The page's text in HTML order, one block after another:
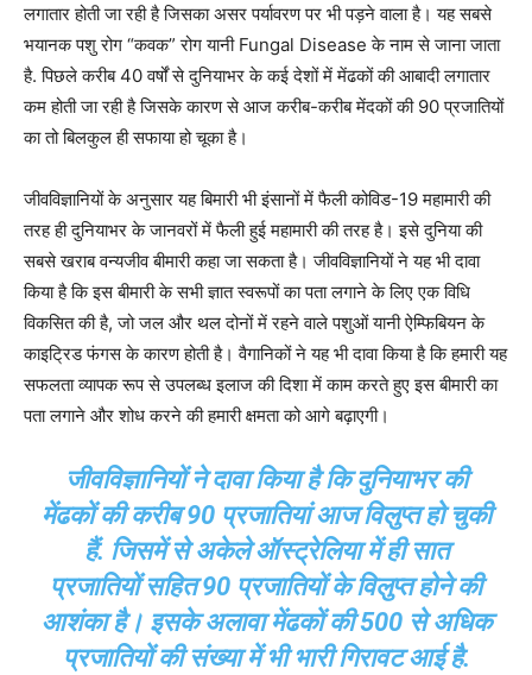
लगातार होती जा रही है जिसका असर पर्यावरण पर भी पड़ने वाला है। यह सबसे
भयानक पशु रोग “कवक” रोग यानी Fungal Disease के नाम से जाना जाता
है. पिछले करीब 40 वर्षों से दुनियाभर के कई देशों में मेंढकों की आबादी लगातार
कम होती जा रही है जिसके कारण से आज करीब-करीब मेंदकों की 90 प्रजातियों
का तो बिलकुल ही सफाया हो चूका है।
जीवविज्ञानियों के अनुसार यह बिमारी भी इंसानों में फैली कोविड-19 महामारी की
तरह ही दुनियाभर के जानवरों में फैली हुई महामारी की तरह है। इसे दुनिया की
सबसे खराब वन्यजीव बीमारी कहा जा सकता है। जीवविज्ञानियों ने यह भी दावा
किया है कि इस बीमारी के सभी ज्ञात स्वरूपों का पता लगाने के लिए एक विधि
विकसित की है, जो जल और थल दोनों में रहने वाले पशुओं यानी ऐम्फिबियन के
काइट्रिड फंगस के कारण होती है। वैगानिकों ने यह भी दावा किया है कि हमारी यह
सफलता व्यापक रूप से उपलब्ध इलाज की दिशा में काम करते हुए इस बीमारी का
पता लगाने और शोध करने की हमारी क्षमता को आगे बढ़ाएगी।
जीवविज्ञानियों ने दावा किया है कि दुनियाभर की
मेंढकों की करीब 90 प्रजातियां आज विलुप्त हो चुकी
हैं. जिसमें से अकेले ऑस्ट्रेलिया में ही सात
प्रजातियों सहित 90 प्रजातियों के विलुप्त होने की
आशंका है। इसके अलावा मेंढकों की 500 से अधिक
प्रजातियों की संख्या में भी भारी गिरावट आई है.